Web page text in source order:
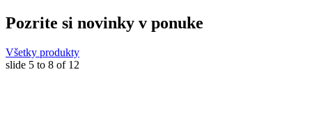
Pozrite si novinky v ponuke
Všetky produkty
slide 5 to 8 of 12